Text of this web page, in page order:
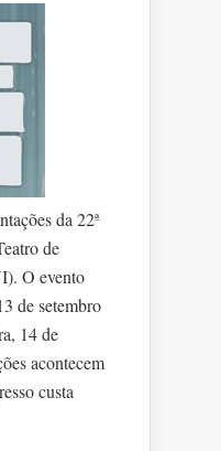
da 22ª
de
O evento
de setembro
14 de
acontecem
custa